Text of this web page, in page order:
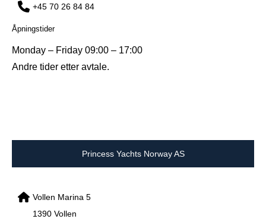
+45 70 26 84 84
Åpningstider
Monday – Friday 09:00 – 17:00
Andre tider etter avtale.
Princess Yachts Norway AS
Vollen Marina 5
1390 Vollen